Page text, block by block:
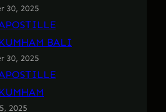
30, 2025
BALI
30, 2025
2025